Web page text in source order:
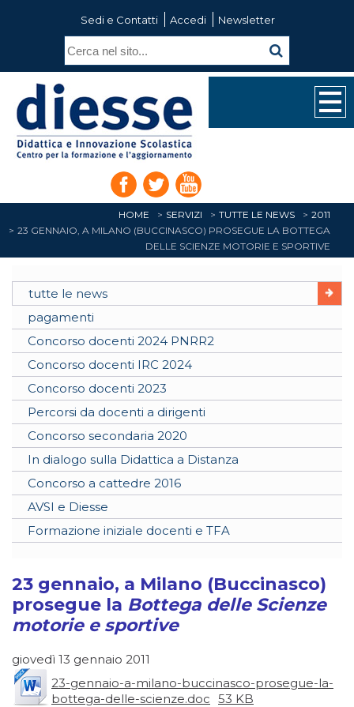
Sedi e Contatti Accedi Newsletter
HOME SERVIZI TUTTE LE NEWS
2011
23 GENNAIO, A MILANO (BUCCINASCO) PROSEGUE LA BOTTEGA
DELLE SCIENZE MOTORIE E SPORTIVE
tutte le news
pagamenti
Concorso docenti 2024 PNRR2
Concorso docenti IRC 2024
Concorso docenti 2023
Percorsi da docenti a dirigenti
Concorso secondaria 2020
In dialogo sulla Didattica a Distanza
Concorso a cattedre 2016
AVSI e Diesse
Formazione iniziale docenti e TFA
23 gennaio, a Milano (Buccinasco)
prosegue la Bottega delle Scienze
motorie e sportive
giovedì 13 gennaio 2011
23-gennaio-a-milano-buccinasco-prosegue-la-
bottega-delle-scienze.doc 53 KB